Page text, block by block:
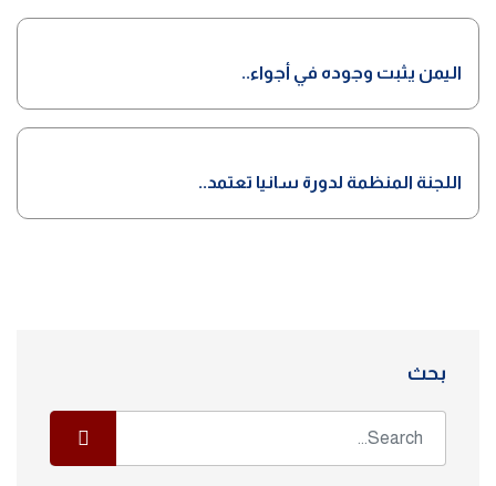
اليمن يثبت وجوده في أجواء..
اللجنة المنظمة لدورة سانيا تعتمد..
بحث